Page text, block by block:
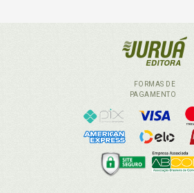
FORMAS DE
PAGAMENTO